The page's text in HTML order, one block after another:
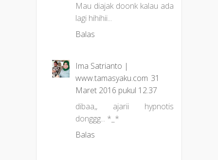
Mau diajak doonk kalau ada
lagi hihihii...
Balas
Ima Satrianto |
www.tamasyaku.com 31
Maret 2016 pukul 12.37
dibaa,, ajarii hypnotis
donggg... *_*
Balas